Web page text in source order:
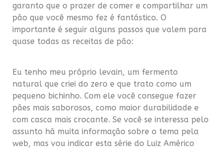
garanto que o prazer de comer e compartilhar um
pão que você mesmo fez é fantástico. O
importante é seguir alguns passos que valem para
quase todas as receitas de pão:
Eu tenho meu próprio levain, um fermento
natural que criei do zero e que trato como um
pequeno bichinho. Com ele você consegue fazer
pães mais saborosos, como maior durabilidade e
com casca mais crocante. Se você se interessa pelo
assunto há muita informação sobre o tema pela
web, mas vou indicar esta série do Luiz Américo